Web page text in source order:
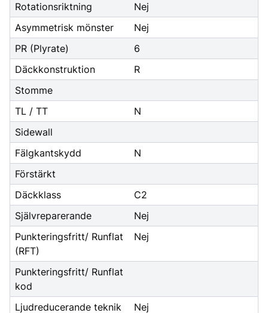
Rotationsriktning
Nej
Asymmetrisk mönster
Nej
PR (Plyrate)
6
Däckkonstruktion
R
Stomme
TL / TT
N
Sidewall
Fälgkantskydd
N
Förstärkt
Däckklass
C2
Självreparerande
Nej
Punkteringsfritt/ Runflat
(RFT)
Nej
Punkteringsfritt/ Runflat
kod
Ljudreducerande teknik
Nej